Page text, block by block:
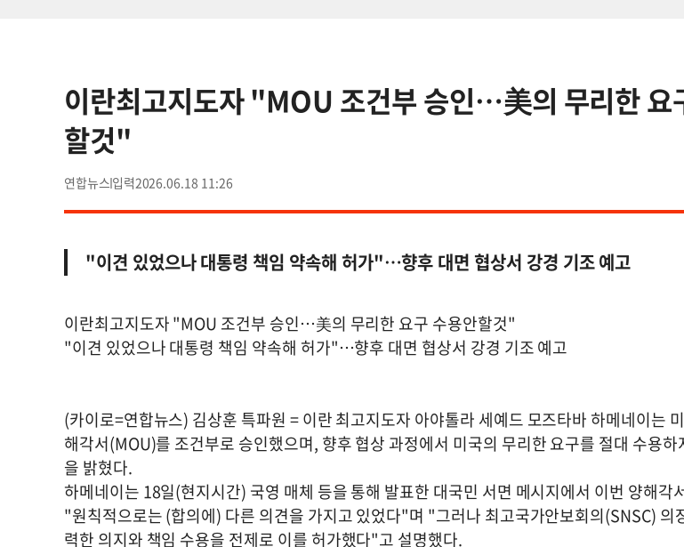
이란최고지도자 "MOU 조건부 승인…美의 무리한 요
할것"
연합뉴스 2026.06.18 11:26
"이견 있었으나 대통령 책임 약속해 허가"…향후 대면 협상서 강경 기조 예고
이란최고지도자 "MOU 조건부 승인…美의 무리한 요구 수용안할것"
"이견 있었으나 대통령 책임 약속해 허가"…향후 대면 협상서 강경 기조 예고
(카이로=연합뉴스) 김상훈 특파원 = 이란 최고지도자 아야톨라 세예드 모즈타바 하메네이는
해각서(MOU)를 조건부로 승인했으며, 향후 협상 과정에서 미국의 무리한 요구를 절대 수용하
을 밝혔다.
하메네이는 18일(현지시간) 국영 매체 등을 통해 발표한 대국민 서면 메시지에서 이번 양해각
"원칙적으로는 (합의에) 다른 의견을 가지고 있었다"며 "그러나 최고국가안보회의(SNSC) 의
력한 의지와 책임 수용을 전제로 이를 허가했다"고 설명했다.